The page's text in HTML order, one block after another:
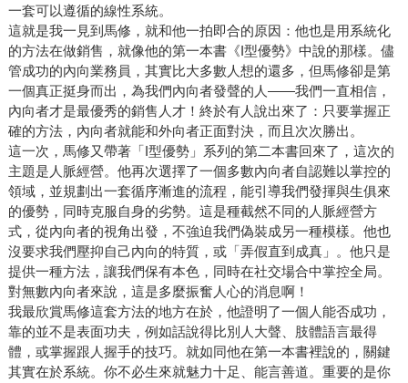
一套可以遵循的線性系統。
這就是我一見到馬修，就和他一拍即合的原因：他也是用系統化
的方法在做銷售，就像他的第一本書《I型優勢》中說的那樣。儘
管成功的內向業務員，其實比大多數人想的還多，但馬修卻是第
一個真正挺身而出，為我們內向者發聲的人——我們一直相信，
內向者才是最優秀的銷售人才！終於有人說出來了：只要掌握正
確的方法，內向者就能和外向者正面對決，而且次次勝出。
這一次，馬修又帶著「I型優勢」系列的第二本書回來了，這次的
主題是人脈經營。他再次選擇了一個多數內向者自認難以掌控的
領域，並規劃出一套循序漸進的流程，能引導我們發揮與生俱來
的優勢，同時克服自身的劣勢。這是種截然不同的人脈經營方
式，從內向者的視角出發，不強迫我們偽裝成另一種模樣。他也
沒要求我們壓抑自己內向的特質，或「弄假直到成真」。他只是
提供一種方法，讓我們保有本色，同時在社交場合中掌控全局。
對無數內向者來說，這是多麼振奮人心的消息啊！
我最欣賞馬修這套方法的地方在於，他證明了一個人能否成功，
靠的並不是表面功夫，例如話說得比別人大聲、肢體語言最得
體，或掌握跟人握手的技巧。就如同他在第一本書裡說的，關鍵
其實在於系統。你不必生來就魅力十足、能言善道。重要的是你